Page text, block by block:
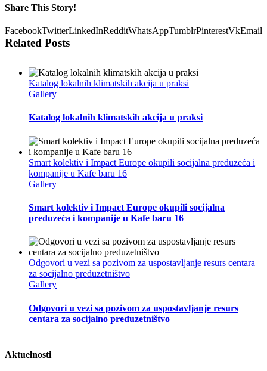
Share This Story!
FacebookTwitterLinkedInRedditWhatsAppTumblrPinterestVkEmail
Related Posts
Katalog lokalnih klimatskih akcija u praksi
Gallery
Katalog lokalnih klimatskih akcija u praksi
Smart kolektiv i Impact Europe okupili socijalna preduzeća i
kompanije u Kafe baru 16
Gallery
Smart kolektiv i Impact Europe okupili socijalna
preduzeća i kompanije u Kafe baru 16
Odgovori u vezi sa pozivom za uspostavljanje resurs centara
za socijalno preduzetništvo
Gallery
Odgovori u vezi sa pozivom za uspostavljanje resurs
centara za socijalno preduzetništvo
Aktuelnosti